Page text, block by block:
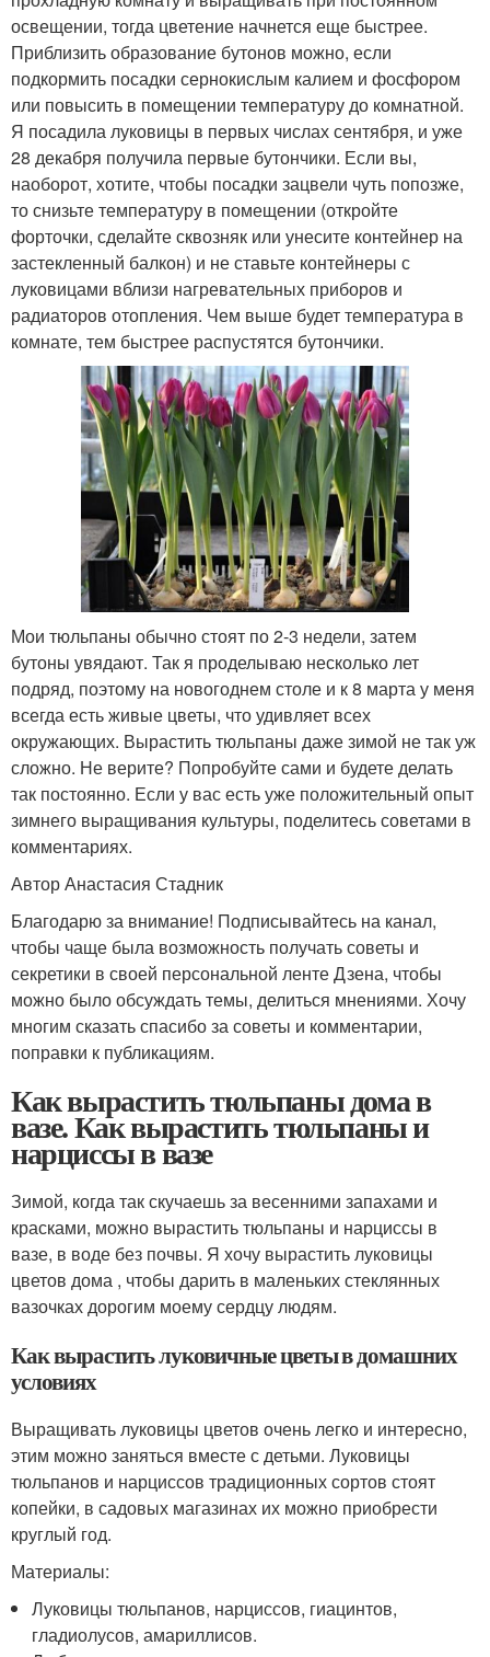
освещении, тогда цветение начнется еще быстрее.
Приблизить образование бутонов можно, если
подкормить посадки сернокислым калием и фосфором
или повысить в помещении температуру до комнатной.
Я посадила луковицы в первых числах сентября, и уже
28 декабря получила первые бутончики. Если вы,
наоборот, хотите, чтобы посадки зацвели чуть попозже,
то снизьте температуру в помещении (откройте
форточки, сделайте сквозняк или унесите контейнер на
застекленный балкон) и не ставьте контейнеры с
луковицами вблизи нагревательных приборов и
радиаторов отопления. Чем выше будет температура в
комнате, тем быстрее распустятся бутончики.
Мои тюльпаны обычно стоят по 2-3 недели, затем
бутоны увядают. Так я проделываю несколько лет
подряд, поэтому на новогоднем столе и к 8 марта у меня
всегда есть живые цветы, что удивляет всех
окружающих. Вырастить тюльпаны даже зимой не так уж
сложно. Не верите? Попробуйте сами и будете делать
так постоянно. Если у вас есть уже положительный опыт
зимнего выращивания культуры, поделитесь советами в
комментариях.
Автор Анастасия Стадник
Благодарю за внимание! Подписывайтесь на канал,
чтобы чаще была возможность получать советы и
секретики в своей персональной ленте Дзена, чтобы
можно было обсуждать темы, делиться мнениями. Хочу
многим сказать спасибо за советы и комментарии,
поправки к публикациям.
Как вырастить тюльпаны дома в
вазе. Как вырастить тюльпаны и
нарциссы в вазе
Зимой, когда так скучаешь за весенними запахами и
красками, можно вырастить тюльпаны и нарциссы в
вазе, в воде без почвы. Я хочу вырастить луковицы
цветов дома , чтобы дарить в маленьких стеклянных
вазочках дорогим моему сердцу людям.
Как вырастить луковичные цветы в домашних
условиях
Выращивать луковицы цветов очень легко и интересно,
этим можно заняться вместе с детьми. Луковицы
тюльпанов и нарциссов традиционных сортов стоят
копейки, в садовых магазинах их можно приобрести
круглый год.
Материалы:
Луковицы тюльпанов, нарциссов, гиацинтов,
гладиолусов, амариллисов.